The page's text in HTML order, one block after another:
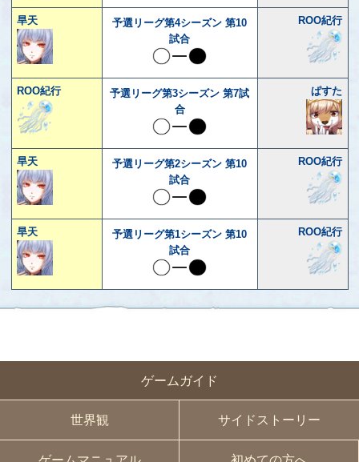
ゲームガイド
世界観 サイドストーリー
旱天
予選リーグ第4シーズン 第10
試合
ROO紀行
ROO紀行
予選リーグ第3シーズン 第7試
合
ぱすた
旱天
予選リーグ第2シーズン 第10
試合
ROO紀行
旱天
予選リーグ第1シーズン 第10
試合
ROO紀行